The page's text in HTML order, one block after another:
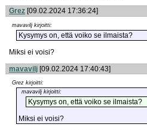
Grez [09.02.2024 17:36:24]
mavavilj kirjoitti:
Kysymys on, että voiko se ilmaista?
Miksi ei voisi?
mavavilj [09.02.2024 17:40:43]
Grez kirjoitti:
mavavilj kirjoitti:
Kysymys on, että voiko se ilmaista?
Miksi ei voisi?